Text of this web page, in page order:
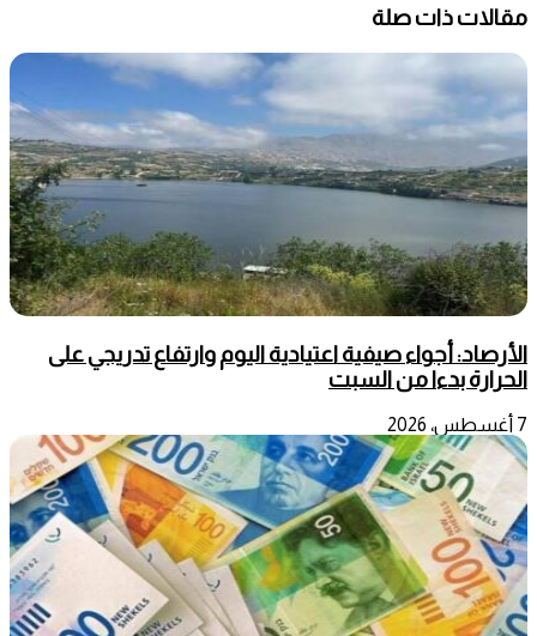
مقالات ذات صلة
الأرصاد: أجواء صيفية اعتيادية اليوم وارتفاع تدريجي على
الحرارة بدءا من السبت
7 أغسطس، 2026